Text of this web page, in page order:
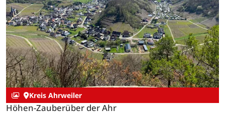
Kreis Ahrweiler
Höhen-Zauberüber der Ahr